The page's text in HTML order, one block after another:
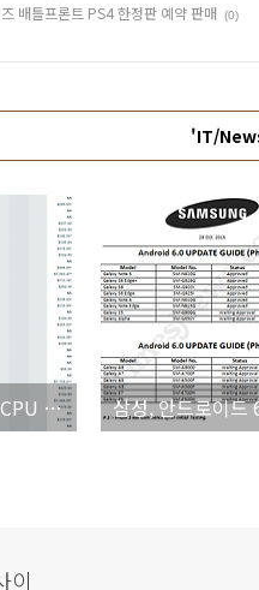
배틀프론트 PS4 한정판 예약 판매 (0)
'IT/
2015년 11월 최신 CPU 순위표
이